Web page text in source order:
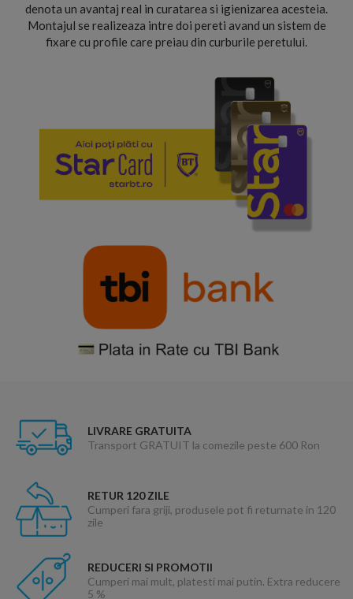
denota un avantaj real in curatarea si igienizarea acesteia.
Montajul se realizeaza intre doi pereti avand un sistem de
fixare cu profile care preiau din curburile peretului.
LIVRARE GRATUITA
Transport GRATUIT la comezile peste 600 Ron
RETUR 120 ZILE
Cumperi fara griji, produsele pot fi returnate in 120
zile
REDUCERI SI PROMOTII
Cumperi mai mult, platesti mai putin. Extra reducere
5 %